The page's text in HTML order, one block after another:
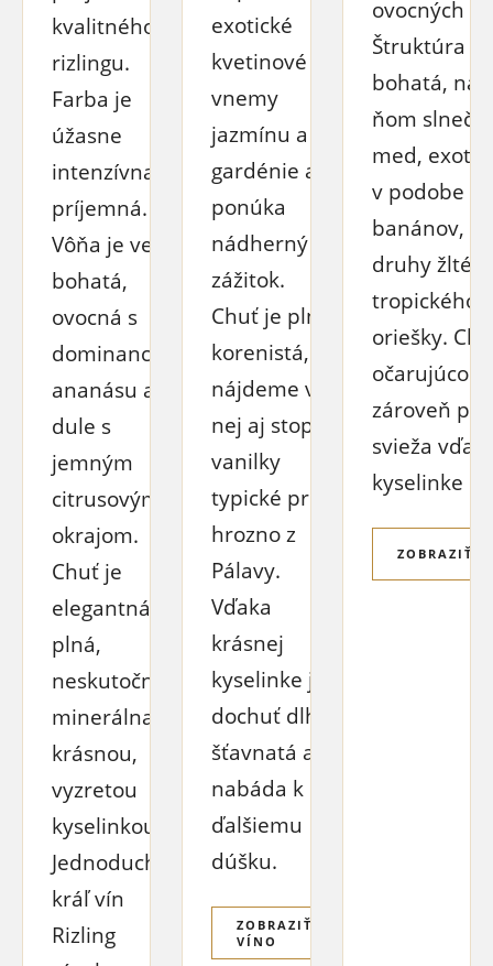
kvalitného
rizlingu.
Farba je
úžasne
intenzívna a
príjemná.
Vôňa je veľmi
bohatá,
ovocná s
dominanciou
ananásu a
dule s
jemným
citrusovým
okrajom.
Chuť je
elegantná a
plná,
neskutočne
minerálna s
krásnou,
vyzretou
kyselinkou.
Jednoducho
kráľ vín
Rizling
exotické
kvetinové
vnemy
jazmínu a
gardénie a
ponúka
nádherný
zážitok.
Chuť je plná,
korenistá,
nájdeme v
nej aj stopy
vanilky
typické pre
hrozno z
Pálavy.
Vďaka
krásnej
kyselinke je
dochuť dlhá,
šťavnatá a
nabáda k
ďalšiemu
dúšku.
ZOBRAZIŤ
VÍNO
ovocných
Štruktúra
bohatá,
ňom
med,
v podobe
banánov,
druhy
tropického
oriešky.
očarujúco
zároveň
svieža
kyselinke
ZOBRAZIŤ